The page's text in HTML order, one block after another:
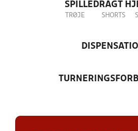
SPILLEDRAGT
TRØJE SHORTS